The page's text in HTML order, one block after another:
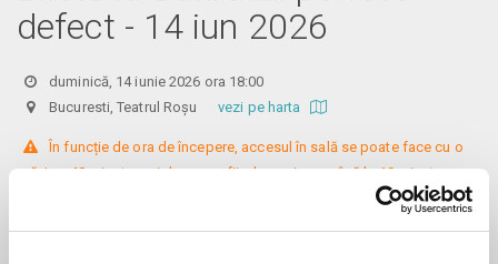
defect - 14 iun 2026
duminică, 14 iunie 2026 ora 18:00
Bucuresti, Teatrul Roșu vezi pe harta
În funcție de ora de începere, accesul în sală se poate face cu o
oră / cu 40 minute mai devreme, fiind permis cu până la 10 minute
înainte de spectacol. Așezarea se realizează la mese de 2 (nr. limitat), 3